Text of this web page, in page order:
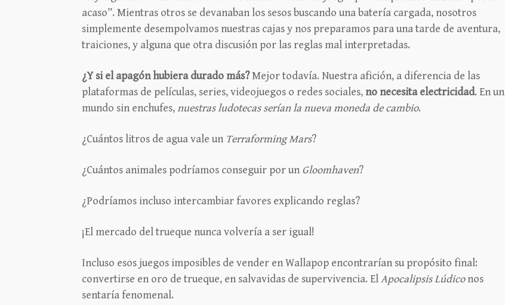
acaso”. Mientras otros se devanaban los sesos buscando una batería cargada, nosotros
simplemente desempolvamos nuestras cajas y nos preparamos para una tarde de aventura,
traiciones, y alguna que otra discusión por las reglas mal interpretadas.
¿Y si el apagón hubiera durado más?Mejor todavía. Nuestra afición, a diferencia de las
plataformas de películas, series, videojuegos o redes sociales,no necesita electricidad. En un
mundo sin enchufes,nuestras ludotecas serían la nueva moneda de cambio.
¿Cuántos litros de agua vale un Terraforming Mars?
¿Cuántos animales podríamos conseguir por un Gloomhaven?
¿Podríamos incluso intercambiar favores explicando reglas?
¡El mercado del trueque nunca volvería a ser igual!
Incluso esos juegos imposibles de vender en Wallapop encontrarían su propósito final:
convertirse en oro de trueque, en salvavidas de supervivencia. ElApocalipsis Lúdiconos
sentaría fenomenal.